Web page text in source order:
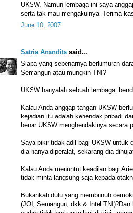
UKSW. Namun lembaga ini saya
serta tak mau mengakuinya. Terima
June 10, 2007
Satria Anandita said...
Siapa yang sebenarnya berlumuran
Semangun atau mungkin TNI?
UKSW hanyalah sebuah lembaga,
Kalau Anda anggap tangan UKSW
kejadian itu adalah kehendak pribadi
benar UKSW menghendakinya secara
Saya pikir tidak adil bagi UKSW untuk
dia hanya diperalat, sekarang dia
Kalau Anda menuntut keadilan bagi
tidak minta langsung saja kepada
Bukankah dulu yang membunuh
(JOI, Semangun, dkk & Intel